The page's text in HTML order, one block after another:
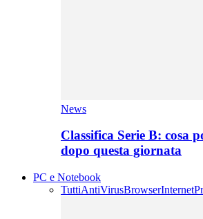
News
Classifica Serie B: cosa
dopo questa giornata
PC e Notebook
TuttiAntiVirusBrowserInternet